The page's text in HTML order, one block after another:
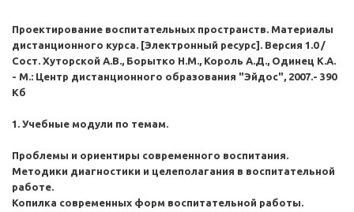
Проектирование воспитательных пространств. Материалы
дистанционного курса. [Электронный ресурс]. Версия 1.0 /
Сост. Хуторской А.В., Борытко Н.М., Король А.Д., Одинец К.А.
- М.: Центр дистанционного образования "Эйдос", 2007.- 390
Кб
1. Учебные модули по темам.
Проблемы и ориентиры современного воспитания.
Методики диагностики и целеполагания в воспитательной
работе.
Копилка современных форм воспитательной работы.